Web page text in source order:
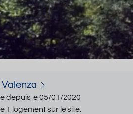
Valenza
depuis le 05/01/2020
1 logement sur le site.